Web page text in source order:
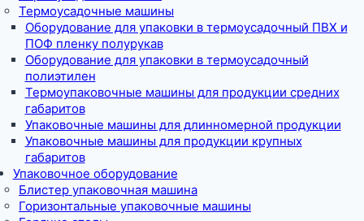
Термоусадочные машины
Оборудование для упаковки в термоусадочный ПВХ и
ПОФ пленку полурукав
Оборудование для упаковки в термоусадочный
полиэтилен
Термоупаковочные машины для продукции средних
габаритов
Упаковочные машины для длинномерной продукции
Упаковочные машины для продукции крупных
габаритов
Упаковочное оборудование
Блистер упаковочная машина
Горизонтальные упаковочные машины